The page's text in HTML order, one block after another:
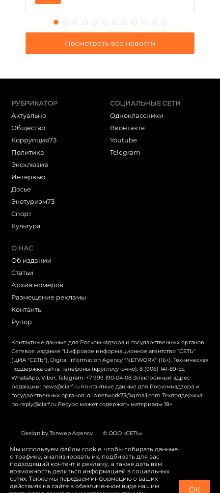
Посмотреть все новости
РУБРИКАТОР
Актуально
Общество
Коррупция73
Политика
Эксклюзив
Интервью
Досье
Экотуризм73
Cпорт
Культура
СОЦИАЛЬНЫЕ СЕТИ
Одноклассники
Вконтакте
Youtube
Telegram
О НАС
Об издании
Статьи
Архив номеров
Размещение рекламы
Контакты
Рупор
Контактные данные для Роскомнадзора и государственных органов
Сетевое издание "Цифровое информационное агентство "СЕТЬ"
(ЦИА "СЕТЬ"), Digital Information Agency "NETWORK" (16+). Техническая
поддержка сайта: телефоны (круглосуточно): 8 (906) 141-89-55,
WhatsApp, Viber, Telegram: +7 999 190-04-08 Электронный адрес
редакции: news@ciarf.ru Контактные данные для Роскомнадзора и
государственных органов: d.i.a.network73@gmail.com Техподдержка:
no-reply@ciarf.ru Ресурс может содержать материалы 18+
Design by Tonweb Agency © ООО «СЕТЬ»
Политика конфиденциальности Карта сайта
Switch to English
Мы используем файлы cookie, чтобы собирать данные
о трафике, анализировать их, подбирать для вас
подходящий контент и рекламу, а также дать вам
возможность делиться информацией в социальных
сетях. Также мы передаем информацию о ваших
действиях на сайте в обезличенном виде нашим
OK